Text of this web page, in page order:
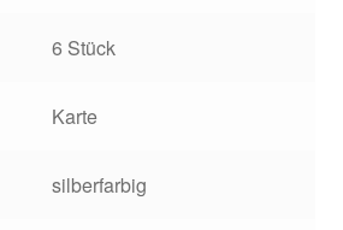
6 Stück
Karte
silberfarbig